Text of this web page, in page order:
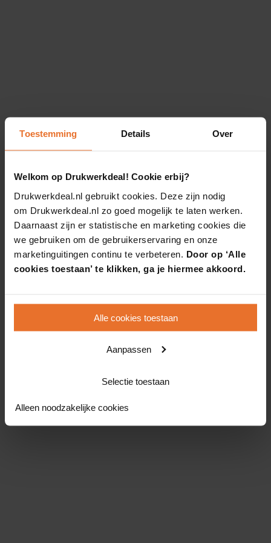
Toestemming Details Over
Welkom op Drukwerkdeal! Cookie erbij?
Drukwerkdeal.nl gebruikt cookies. Deze zijn nodig
om Drukwerkdeal.nl zo goed mogelijk te laten werken.
Daarnaast zijn er statistische en marketing cookies die
we gebruiken om de gebruikerservaring en onze
marketinguitingen continu te verbeteren. Door op ‘Alle
cookies toestaan’ te klikken, ga je hiermee akkoord.
Alle cookies toestaan
Aanpassen
Selectie toestaan
Alleen noodzakelijke cookies